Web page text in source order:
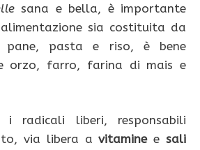
sana e bella, è importante
sia costituita da
pasta e riso, è bene
orzo, farro, farina di mais e
i radicali liberi, responsabili
via libera avitamineesali